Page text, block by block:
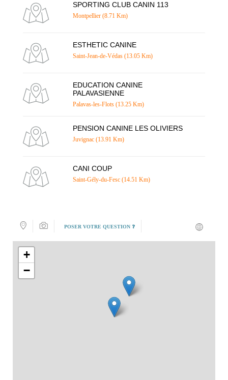
SPORTING CLUB CANIN 113
Montpellier (8.71 Km)
ESTHETIC CANINE
Saint-Jean-de-Védas (13.05 Km)
EDUCATION CANINE
PALAVASIENNE
Palavas-les-Flots (13.25 Km)
PENSION CANINE LES OLIVIERS
Juvignac (13.91 Km)
CANI COUP
Saint-Gély-du-Fesc (14.51 Km)
POSER VOTRE QUESTION ❓
+
−